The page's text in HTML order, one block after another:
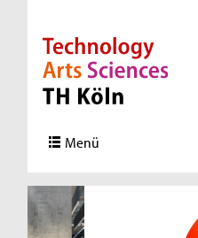
Direkt zur Hauptnavigation
Direkt zur Subnavigation
Direkt zum Inhalt
Direkt zum Fußbereich
Menü